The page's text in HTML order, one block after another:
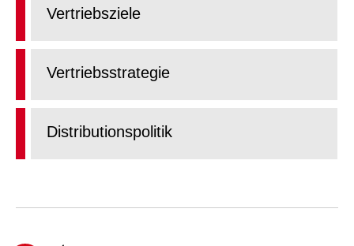
Vertriebsziele
Vertriebsstrategie
Distributionspolitik